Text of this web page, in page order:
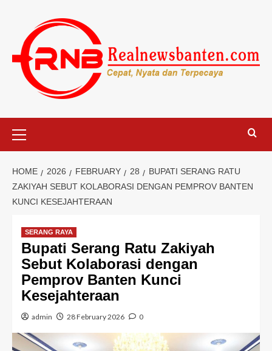
content
Menu
HOME 2026 FEBRUARY 28
BUPATI SERANG RATU
ZAKIYAH SEBUT KOLABORASI DENGAN PEMPROV BANTEN
KUNCI KESEJAHTERAAN
SERANG RAYA
Bupati Serang Ratu Zakiyah
Sebut Kolaborasi dengan
Pemprov Banten Kunci
Kesejahteraan
admin 28 February 2026 0